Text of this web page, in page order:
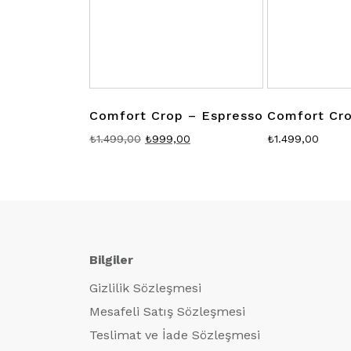
Comfort Crop – Espresso
₺1.499,00 Orijinal
₺999,00
Comfort
₺1.499,00
Bilgiler
Gizlilik Sözleşmesi
Mesafeli Satış Sözleşmesi
Teslimat ve İade Sözleşmesi